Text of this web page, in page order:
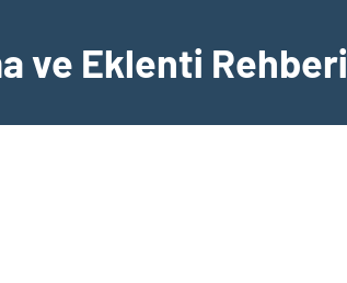
ve Eklenti Rehberi